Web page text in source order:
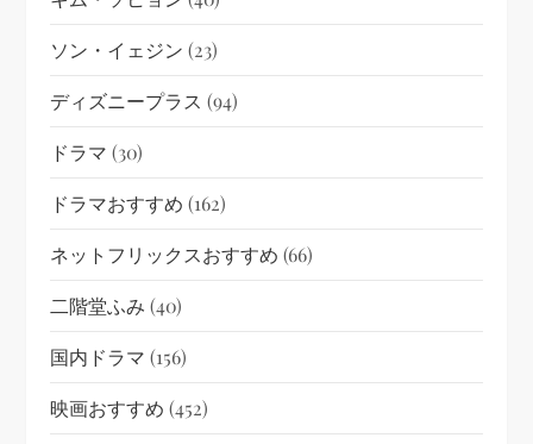
ソン・イェジン (23)
ディズニープラス (94)
ドラマ (30)
ドラマおすすめ (162)
ネットフリックスおすすめ (66)
二階堂ふみ (40)
国内ドラマ (156)
映画おすすめ (452)